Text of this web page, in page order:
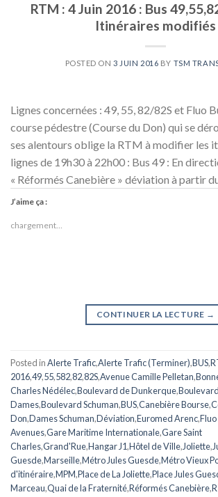
RTM : 4 Juin 2016 : Bus
Itinéraires modifiés
POSTED ON3 JUIN 2016 BY TSM
Lignes concernées : 49, 55, 82/82S et Fluo
course pédestre (Course du Don) qui se
ses alentours oblige la RTM à modifier les
lignes de 19h30 à 22h00 : Bus 49 : En
« Réformés Canebière » déviation à partir
J’aime ça :
chargement…
CONTINUER LA LECTURE →
Posted inAlerte Trafic,Alerte Trafic (Terminer),BUS,
2016,49,55,582,82,82S,Avenue Camille Pelletan,
Charles Nédélec,Boulevard de Dunkerque,
Dames,Boulevard Schuman,BUS,Canebière Bourse,
Don,Dames Schuman,Déviation,Euromed Arenc,Fluo
Avenues,Gare Maritime Internationale,Gare Saint
Charles,Grand'Rue,Hangar J1,Hôtel de Ville,Joliette,
Guesde,Marseille,Métro Jules Guesde,Métro Vieux
d'itinéraire,MPM,Place de La Joliette,Place Jules
Marceau,Quai de la Fraternité,Réformés Canebière,